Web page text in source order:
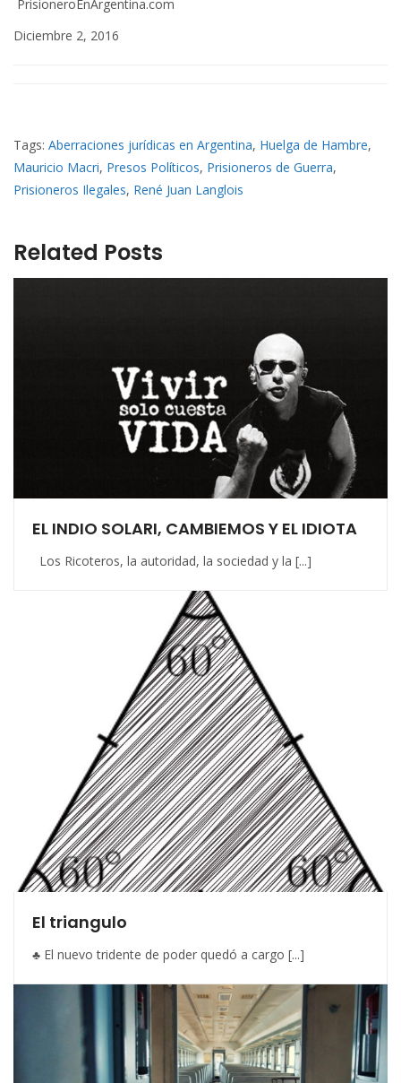
PrisioneroEnArgentina.com
Diciembre 2, 2016
Tags: Aberraciones jurídicas en Argentina, Huelga de Hambre,
Mauricio Macri, Presos Políticos, Prisioneros de Guerra,
Prisioneros Ilegales, René Juan Langlois
Related Posts
EL INDIO SOLARI, CAMBIEMOS Y EL IDIOTA
Los Ricoteros, la autoridad, la sociedad y la [...]
El triangulo
♣ El nuevo tridente de poder quedó a cargo [...]